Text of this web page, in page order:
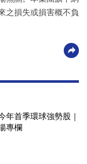
之損失或損害概不負
年首季環球強勢股｜
專欄